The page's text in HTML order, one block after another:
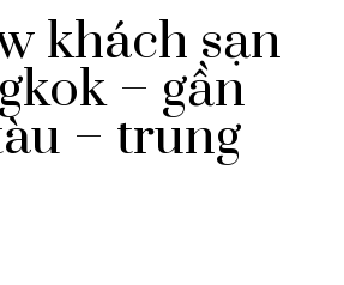
khách sạn
– gần
– trung